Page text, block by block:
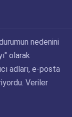
nedenini
olarak
adları, e-posta
Veriler